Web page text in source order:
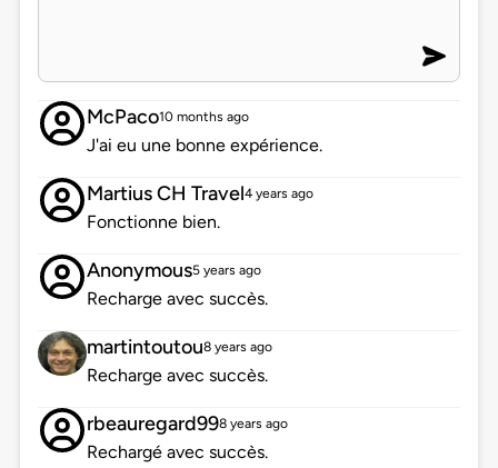
McPaco10 months ago
J'ai eu une bonne expérience.
Martius CH Travel4 years ago
Fonctionne bien.
Anonymous5 years ago
Recharge avec succès.
martintoutou8 years ago
Recharge avec succès.
rbeauregard998 years ago
Rechargé avec succès.